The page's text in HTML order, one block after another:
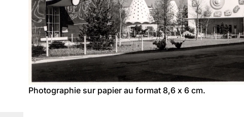
Photographie sur papier au format 8,6 x 6 cm.